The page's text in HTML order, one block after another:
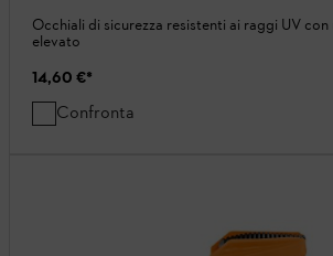
Occhiali di sicurezza resistenti ai raggi UV
elevato
14,60 €*
Confronta